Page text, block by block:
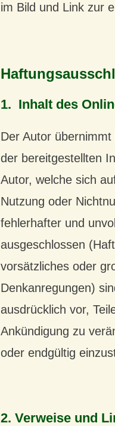
im Bild und Link zur
1. Inhalt des
Der Autor
der bereitgestellten
Autor, welche sich
Nutzung oder
fehlerhafter und
ausgeschlossen
vorsätzliches oder
Denkanregungen)
ausdrücklich vor,
Ankündigung zu
oder endgültig
2. Verweise und